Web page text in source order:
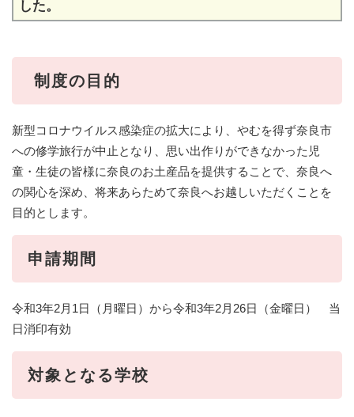
した。
制度の目的
新型コロナウイルス感染症の拡大により、やむを得ず奈良市
への修学旅行が中止となり、思い出作りができなかった児
童・生徒の皆様に奈良のお土産品を提供することで、奈良へ
の関心を深め、将来あらためて奈良へお越しいただくことを
目的とします。
申請期間
令和3年2月1日（月曜日）から令和3年2月26日（金曜日） 当
日消印有効
対象となる学校